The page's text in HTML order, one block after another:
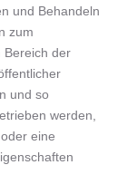
und Behandeln
zum
Bereich der
und so
werden,
eine